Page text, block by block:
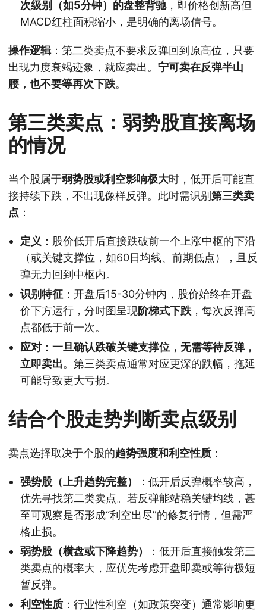
次级别（如5分钟）的盘整背驰，即价格创新高但
MACD红柱面积缩小，是明确的离场信号。
操作逻辑：第二类卖点不要求反弹回到原高位，只要
出现力度衰竭迹象，就应卖出。 宁可卖在反弹半山
腰，也不要等再次下跌。
第三类卖点：弱势股直接离场
的情况
当个股属于弱势股或利空影响极大时，低开后可能直
接持续下跌，不出现像样反弹。此时需识别第三类卖
点 ：
定义 ：股价低开后直接跌破前一个上涨中枢的下沿
（或关键支撑位，如60日均线、前期低点），且反
弹无力回到中枢内。
识别特征 ：开盘后15-30分钟内，股价始终在开盘
价下方运行，分时图呈现阶梯式下跌 ，每次反弹高
点都低于前一次。
应对 ： 一旦确认跌破关键支撑位，无需等待反弹，
立即卖出。第三类卖点通常对应更深的跌幅，拖延
可能导致更大亏损。
结合个股走势判断卖点级别
卖点选择取决于个股的趋势强度和利空性质 ：
强势股（上升趋势完整）
：低开后反弹概率较高，
优先寻找第二类卖点。若反弹能站稳关键均线，甚
至可观察是否形成“利空出尽”的修复行情，但需严
格止损。
弱势股（横盘或下降趋势）
：低开后直接触发第三
类卖点的概率大，应优先考虑开盘即卖或等待极短
暂反弹。
利空性质 ：行业性利空（如政策突变）通常影响更